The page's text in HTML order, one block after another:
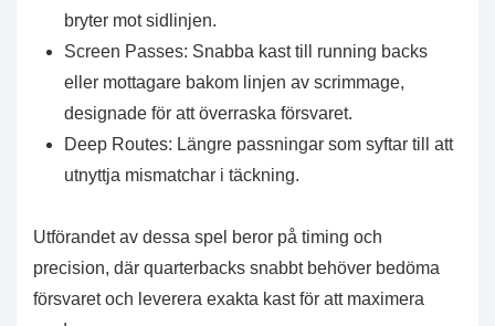
bryter mot sidlinjen.
Screen Passes: Snabba kast till running backs
eller mottagare bakom linjen av scrimmage,
designade för att överraska försvaret.
Deep Routes: Längre passningar som syftar till att
utnyttja mismatchar i täckning.
Utförandet av dessa spel beror på timing och
precision, där quarterbacks snabbt behöver bedöma
försvaret och leverera exakta kast för att maximera